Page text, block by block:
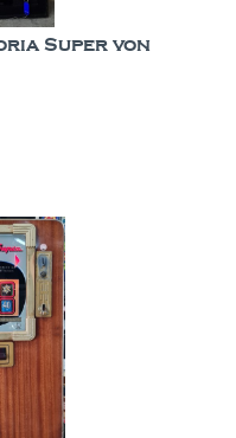
Super von